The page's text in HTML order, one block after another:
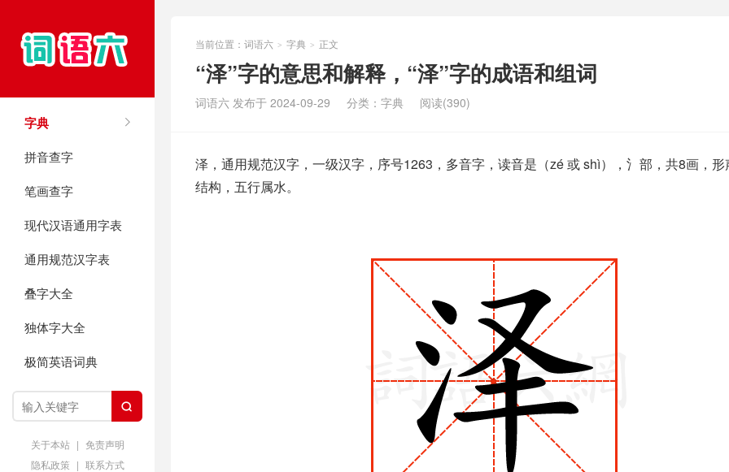
字典
拼音查字
笔画查字
现代汉语通用字表
通用规范汉字表
叠字大全
独体字大全
极简英语词典

关于本站 | 免责声明
隐私政策 | 联系方式
当前位置： 词语六 > 字典 > 正文
“泽”字的意思和解释，“泽”字的成语和组词
词语六 发布于 2024-09-29 分类： 字典 阅读(390)
泽，通用规范汉字，一级汉字，序号1263，多音字，读音是（zé 或 shì），氵部，共8画，
结构，五行属水。